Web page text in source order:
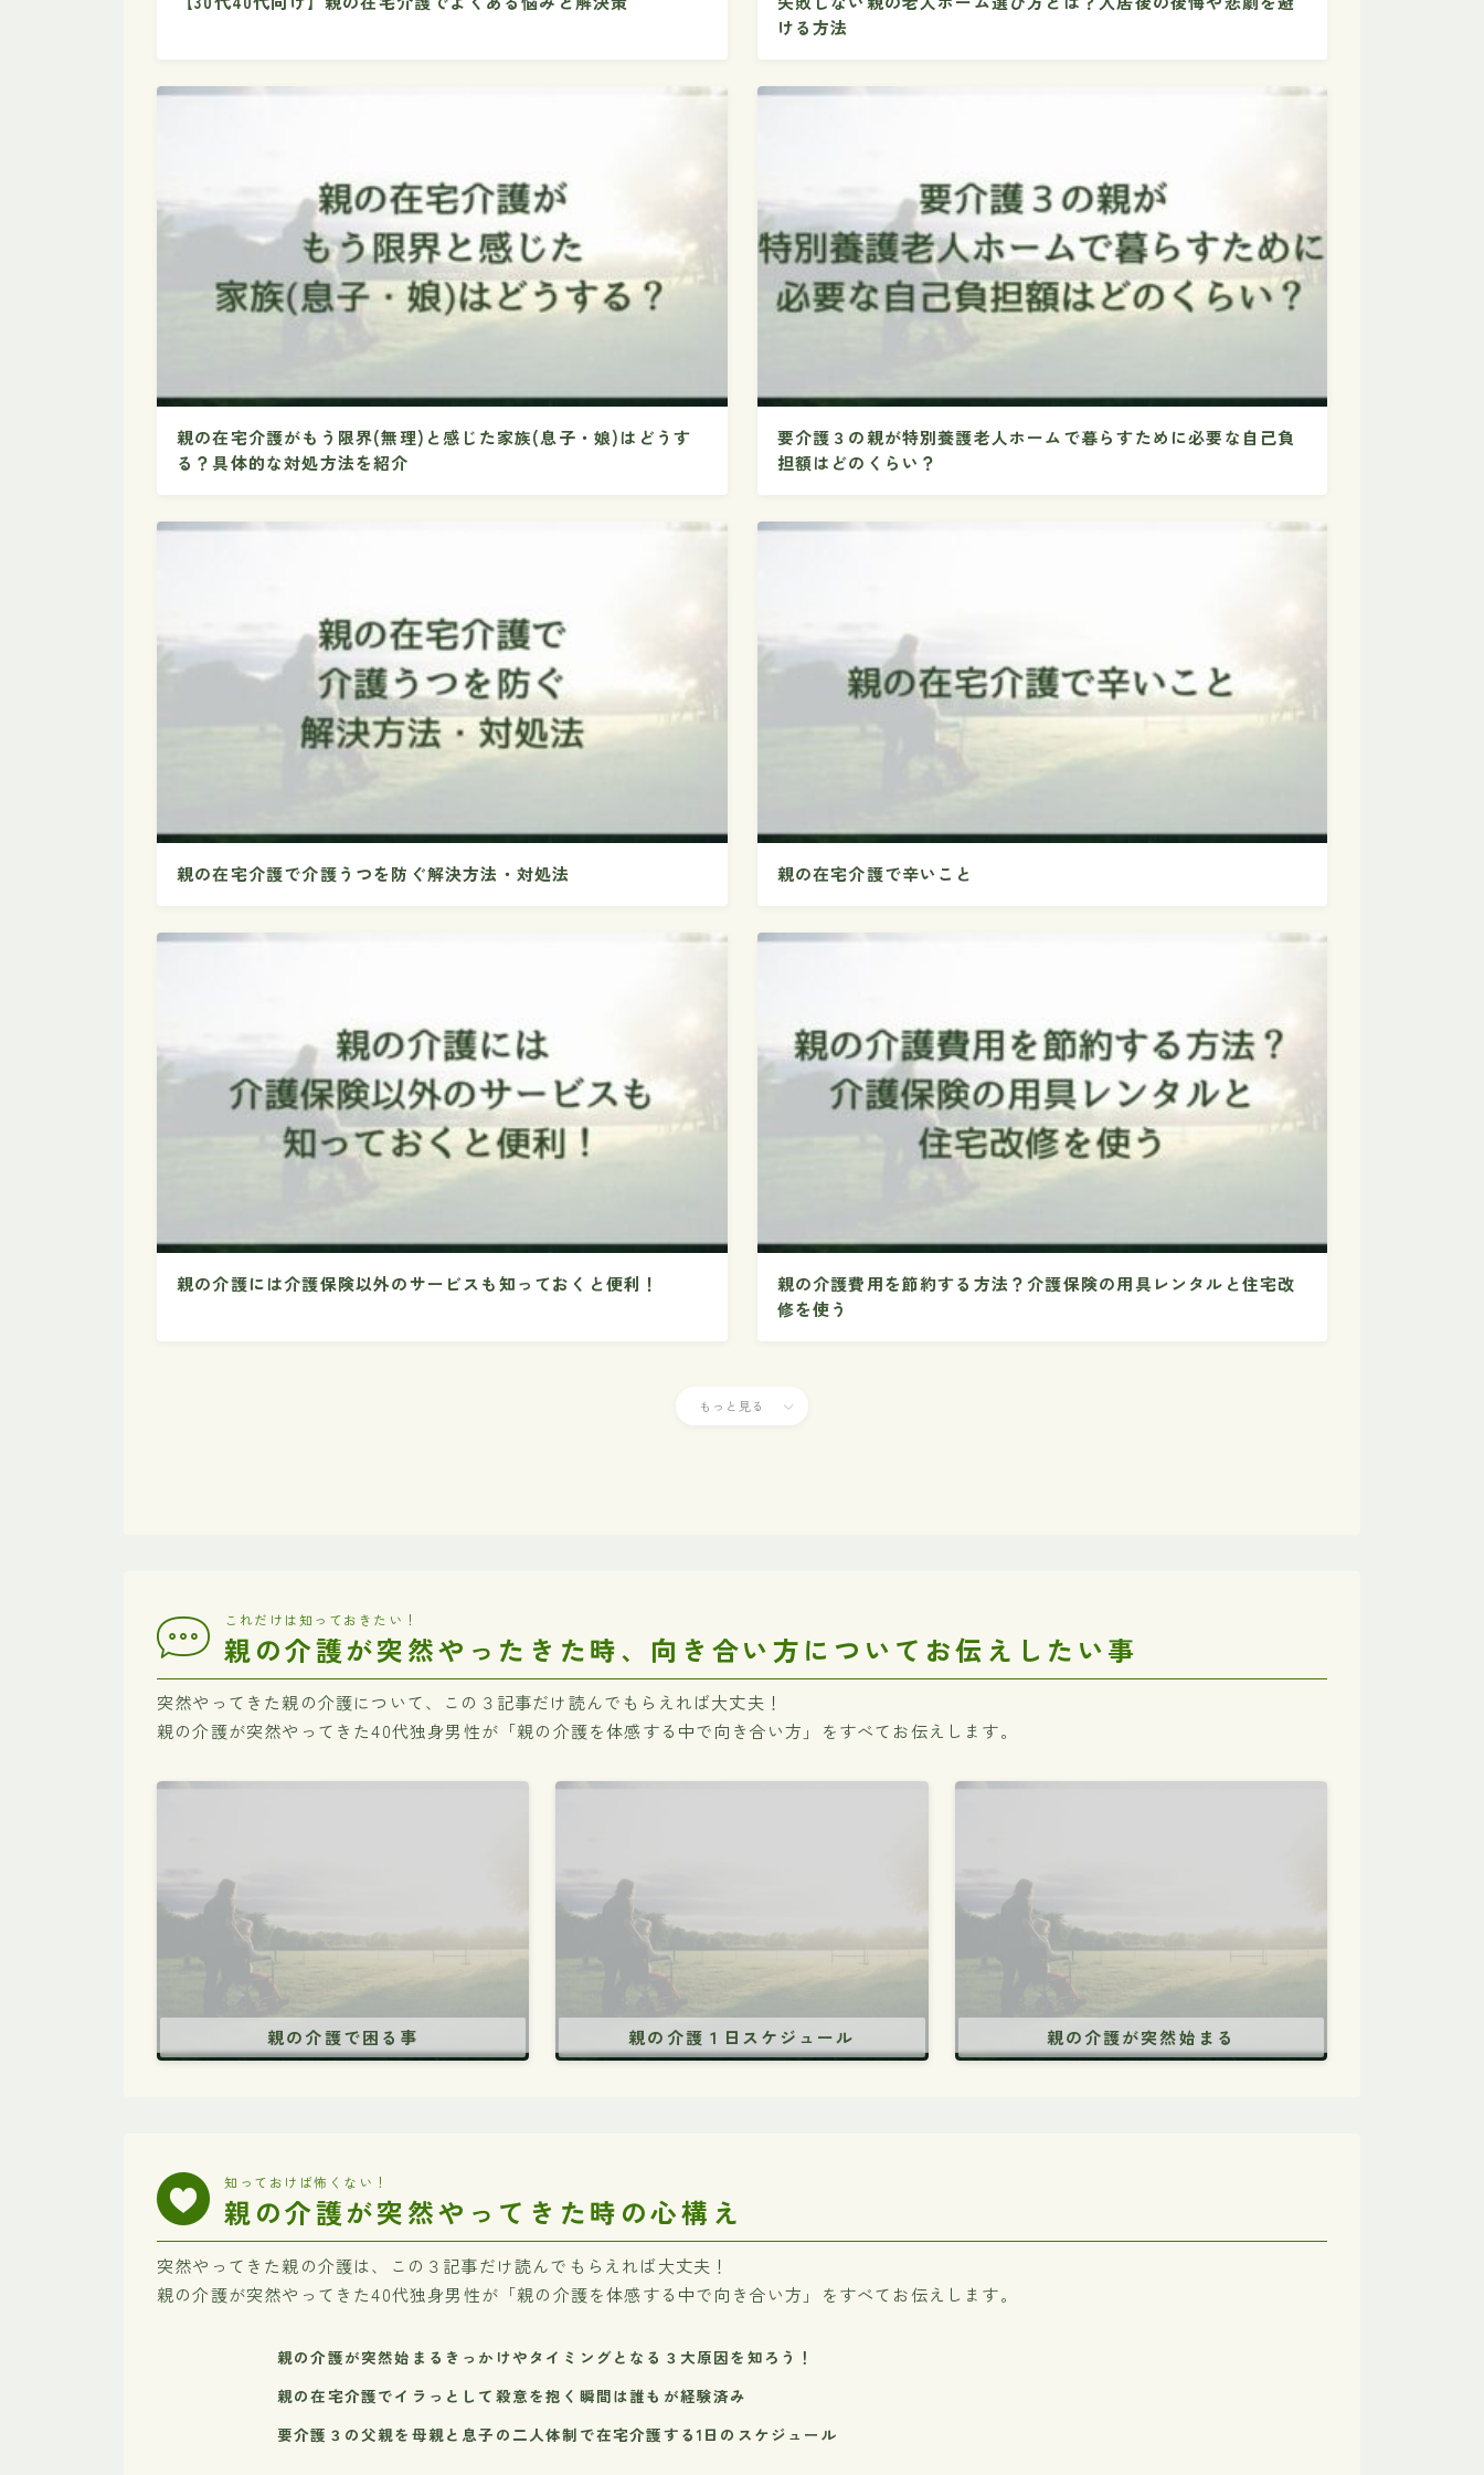
ける方法
親の在宅介護がもう限界(無理)と感じた家族(息子・娘)はどうす
る？具体的な対処方法を紹介
要介護３の親が特別養護老人ホームで暮らすために必要な自己負
担額はどのくらい？
親の在宅介護で介護うつを防ぐ解決方法・対処法 親の在宅介護で辛いこと
親の介護には介護保険以外のサービスも知っておくと便利！
親の介護費用を節約する方法？介護保険の用具レンタルと住宅改
修を使う
もっと見る
これだけは知っておきたい！
親の介護が突然やったきた時、向き合い方についてお伝えしたい事
突然やってきた親の介護について、この３記事だけ読んでもらえれば大丈夫！
親の介護が突然やってきた40代独身男性が「親の介護を体感する中で向き合い方」をすべてお伝えします。
親の介護で困る事 親の介護１日スケジュール 親の介護が突然始まる
知っておけば怖くない！
親の介護が突然やってきた時の心構え
突然やってきた親の介護は、この３記事だけ読んでもらえれば大丈夫！
親の介護が突然やってきた40代独身男性が「親の介護を体感する中で向き合い方」をすべてお伝えします。
親の介護が突然始まるきっかけやタイミングとなる３大原因を知ろう！
親の在宅介護でイラっとして殺意を抱く瞬間は誰もが経験済み
要介護３の父親を母親と息子の二人体制で在宅介護する1日のスケジュール